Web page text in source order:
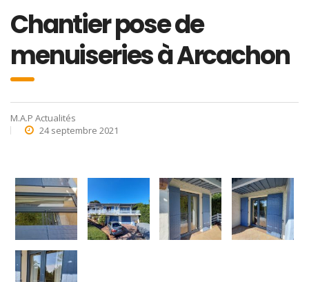
Chantier pose de
menuiseries à Arcachon
M.A.P Actualités
24 septembre 2021